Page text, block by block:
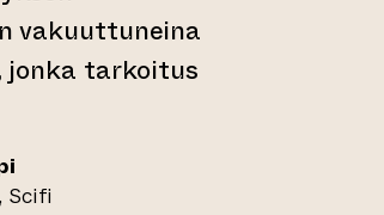
vakuuttuneina
jonka tarkoitus
Scifi